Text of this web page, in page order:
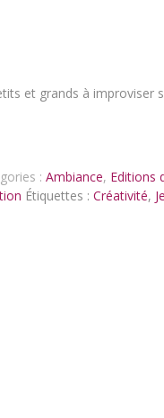
et grands à improviser
: Ambiance, Editions
Étiquettes : Créativité,